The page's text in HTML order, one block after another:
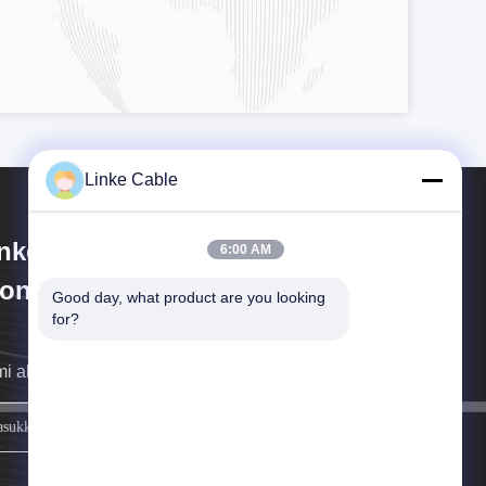
Cable Technology
CO.,LTD
akan menghubungi Anda sesegera mungkin.
Linke Cable
6:00 AM
Good day, what product are you looking
for?